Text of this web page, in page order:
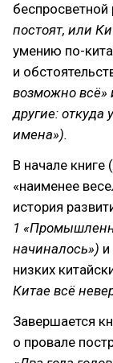
беспросветной
постоят, или
умению по-
и
возможно всё»
другие: откуда
имена»).
В начале
«наименее
история
1
начиналось»)
низких
Китае всё
Завершается
о провале